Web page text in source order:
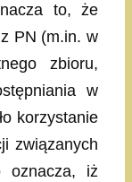
to, że
PN (m.in. w
zbioru,
w
korzystanie
związanych
oznacza, iż